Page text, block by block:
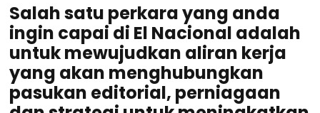
Salah satu perkara yang anda
ingin capai di El Nacional adalah
untuk mewujudkan aliran kerja
yang akan menghubungkan
pasukan editorial, perniagaan